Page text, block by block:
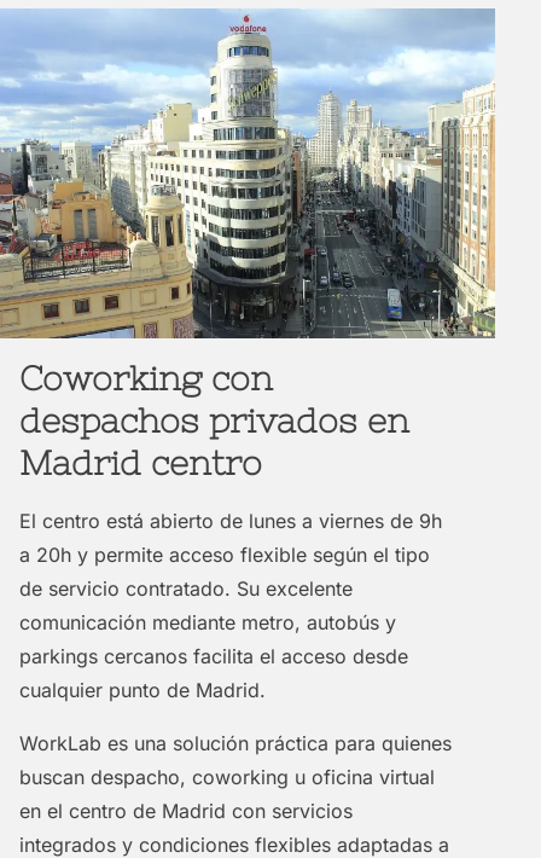
Coworking con
despachos privados en
Madrid centro
El centro está abierto de lunes a viernes de 9h
a 20h y permite acceso flexible según el tipo
de servicio contratado. Su excelente
comunicación mediante metro, autobús y
parkings cercanos facilita el acceso desde
cualquier punto de Madrid.
WorkLab es una solución práctica para quienes
buscan despacho, coworking u oficina virtual
en el centro de Madrid con servicios
integrados y condiciones flexibles adaptadas a